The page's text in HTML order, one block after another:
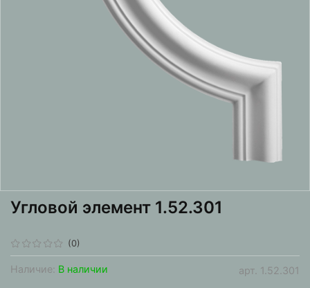
(0)
арт. 1.52.301
Наличие: В наличии
Угловой элемент 1.52.301